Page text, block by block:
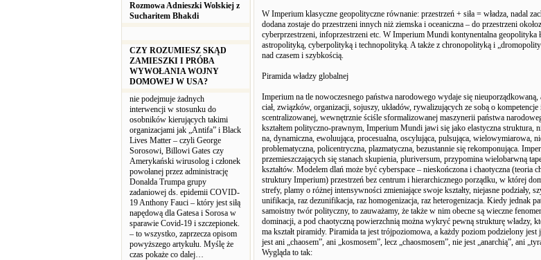
Rozmowa Adnieszki Wolskiej z
Sucharitem Bhakdi
CZY ROZUMIESZ SKĄD
ZAMIESZKI I PRÓBA
WYWOŁANIA WOJNY
DOMOWEJ W USA?
nie podejmuje żadnych
interwencji w stosunku do
osobników kierujących takimi
organizacjami jak „Antifa” i Black
Lives Matter – czyli George
Sorosowi, Billowi Gates czy
Amerykański wirusolog i członek
powołanej przez administrację
Donalda Trumpa grupy
zadaniowej ds. epidemii COVID-
19 Anthony Fauci – który jest siłą
napędową dla Gatesa i Sorosa w
sparawie Covid-19 i szczepionek.
– to wszystko, zaprzecza opisom
powyższego artykułu. Myślę że
czas pokaże co dalej…
W Imperium klasyczne geopolityczne równanie: przestrzeń + siła = władza, nadal
dodana zostaje do przestrzeni innych niż ziemska i oceaniczna – do przestrzeni
cyberprzestrzeni, infoprzestrzeni etc. W Imperium Mundi kontynentalna geopolityka
astropolityką, cyberpolityką i technopolityką. A także z chronopolityką i
nad czasem i szybkością.
Piramida władzy globalnej
Imperium na tle nowoczesnego państwa narodowego wydaje się
ciał, związków, organizacji, sojuszy, układów, rywalizujących ze sobą o kompetencje
scentralizowanej, wewnętrznie ściśle sformalizowanej maszynerii państwa
kształtem polityczno-prawnym, Imperium Mundi jawi się jako elastyczna struktura,
na, dynamiczna, ewoluująca, procesualna, oscylująca, pulsująca, wielowymiarowa,
problematyczna, policentryczna, plazmatyczna, bezustannie się rekomponująca.
przemieszczających się stanach skupienia, pluriversum, przypomina wielobarwną
kształtów. Modelem dlań może być cyberspace – nieskończona i chaotyczna (teoria
struktury Imperium) przestrzeń bez centrum i hierarchicznego porządku, w której
strefy, plamy o różnej intensywności zmieniające swoje kształty, niejasne podziały,
unifikacja, raz dezunifikacja, raz homogenizacja, raz heterogenizacja. Kiedy jednak
samoistny twór polityczny, to zauważamy, że także w nim obecne są wieczne
dominacji, a pod chaotyczną powierzchnią można wykryć pewną strukturę władzy,
ma kształt piramidy. Piramida ta jest trójpoziomowa, a każdy poziom podzielony
jest ani „chaosem”, ani „kosmosem”, lecz „chaosmosem”, nie jest „anarchią”, ani
Wygląda to tak: